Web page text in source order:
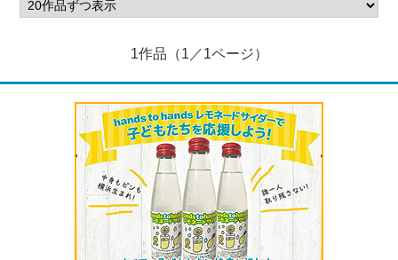
1作品（1／1ページ）